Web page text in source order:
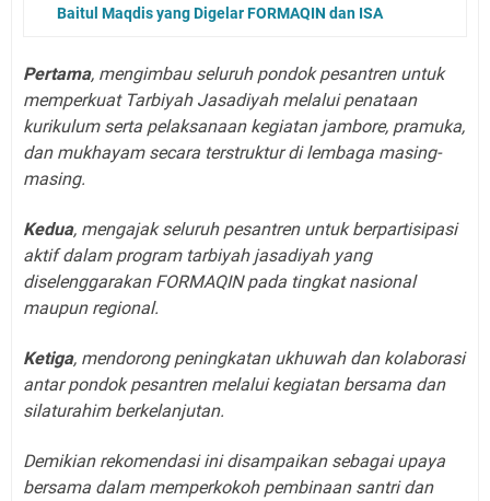
Baitul Maqdis yang Digelar FORMAQIN dan ISA
Pertama, mengimbau seluruh pondok pesantren untuk
memperkuat Tarbiyah Jasadiyah melalui penataan
kurikulum serta pelaksanaan kegiatan jambore, pramuka,
dan mukhayam secara terstruktur di lembaga masing-
masing.
Kedua, mengajak seluruh pesantren untuk berpartisipasi
aktif dalam program tarbiyah jasadiyah yang
diselenggarakan FORMAQIN pada tingkat nasional
maupun regional.
Ketiga, mendorong peningkatan ukhuwah dan kolaborasi
antar pondok pesantren melalui kegiatan bersama dan
silaturahim berkelanjutan.
Demikian rekomendasi ini disampaikan sebagai upaya
bersama dalam memperkokoh pembinaan santri dan